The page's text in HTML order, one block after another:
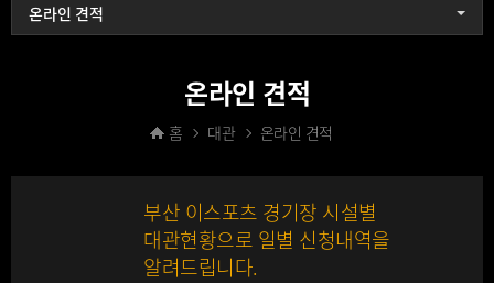
온라인 견적
온라인 견적
홈 대관 온라인 견적
부산 이스포츠 경기장 시설별
대관현황으로 일별 신청내역을
알려드립니다.